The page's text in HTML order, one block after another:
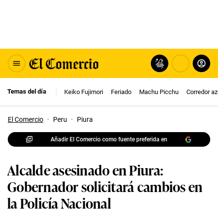
Temas del día Keiko Fujimori Feriado Machu Picchu Corredor
El Comercio · Peru · Piura
Añadir El Comercio como fuente preferida en
Alcalde asesinado en Piura:
Gobernador solicitará cambios en
la Policía Nacional